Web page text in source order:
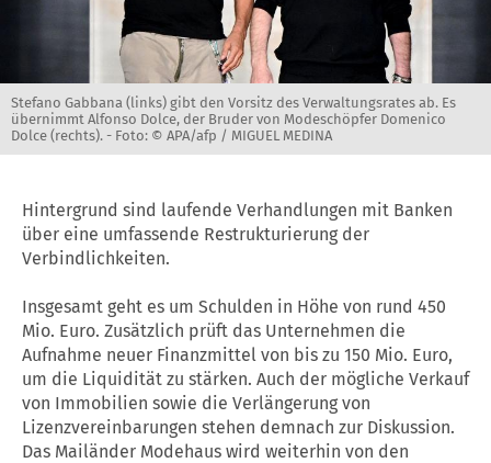
Stefano Gabbana (links) gibt den Vorsitz des Verwaltungsrates ab. Es
übernimmt Alfonso Dolce, der Bruder von Modeschöpfer Domenico
Dolce (rechts). - Foto: © APA/afp / MIGUEL MEDINA
Hintergrund sind laufende Verhandlungen mit Banken
über eine umfassende Restrukturierung der
Verbindlichkeiten.
Insgesamt geht es um Schulden in Höhe von rund 450
Mio. Euro. Zusätzlich prüft das Unternehmen die
Aufnahme neuer Finanzmittel von bis zu 150 Mio. Euro,
um die Liquidität zu stärken. Auch der mögliche Verkauf
von Immobilien sowie die Verlängerung von
Lizenzvereinbarungen stehen demnach zur Diskussion.
Das Mailänder Modehaus wird weiterhin von den